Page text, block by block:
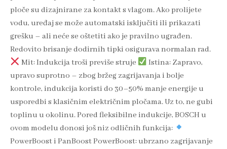
ploče su dizajnirane za kontakt s vlagom. Ako prolijete
vodu, uređaj se može automatski isključiti ili prikazati
grešku – ali neće se oštetiti ako je pravilno ugrađen.
Redovito brisanje dodirnih tipki osigurava normalan rad.
Mit: Indukcija troši previše struje
Istina: Zapravo,
upravo suprotno – zbog bržeg zagrijavanja i bolje
kontrole, indukcija koristi do 30–50% manje energije u
usporedbi s klasičnim električnim pločama. Uz to, ne gubi
toplinu u okolinu. Pored fleksibilne indukcije, BOSCH u
ovom modelu donosi još niz odličnih funkcija:
PowerBoost i PanBoost PowerBoost: ubrzano zagrijavanje